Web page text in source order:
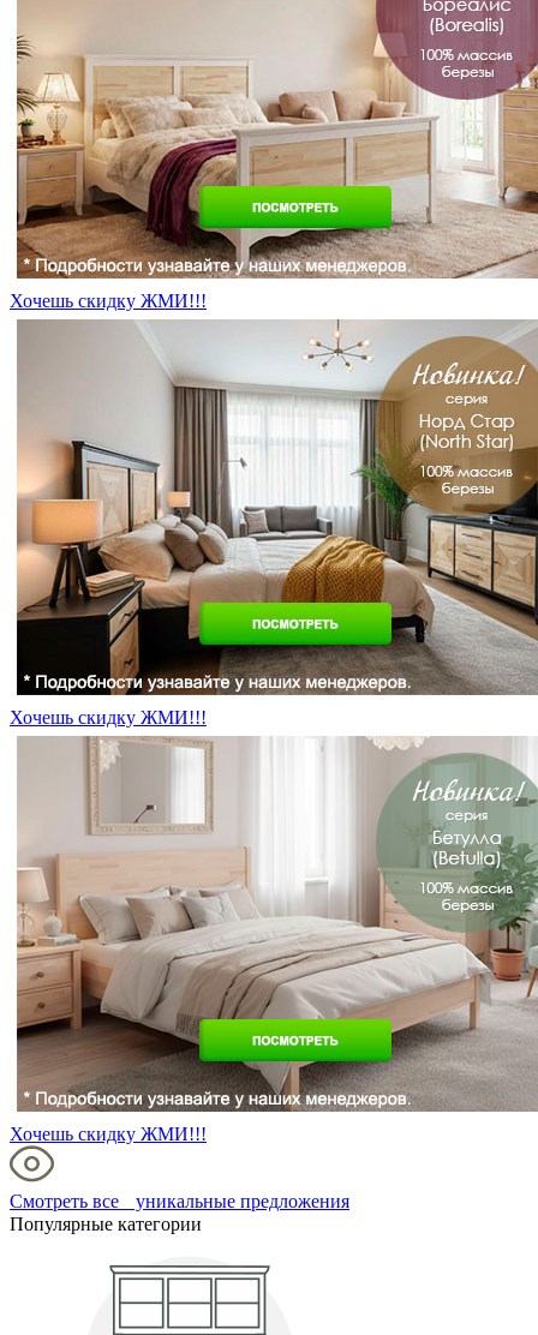
Хочешь скидку ЖМИ!!!
Хочешь скидку ЖМИ!!!
Хочешь скидку ЖМИ!!!
Смотреть все уникальные предложения
Популярные категории